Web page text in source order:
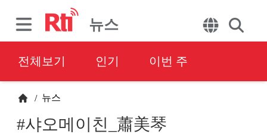
뉴스
전체보기 인기 이번 주
/ 뉴스
#샤오메이친_蕭美琴